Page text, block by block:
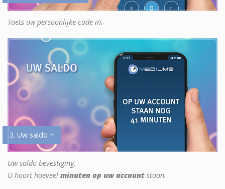
Toets uw persoonlijke code in.
3. Uw saldo +
Uw saldo bevestiging.
U hoort hoeveel minuten op uw account staan.